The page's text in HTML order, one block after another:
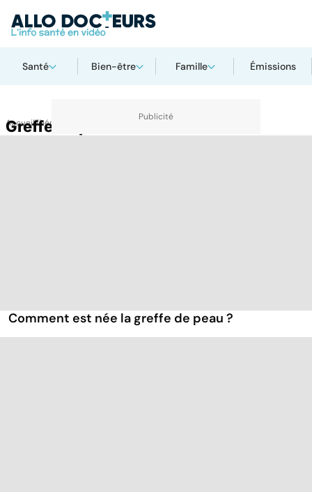
Santé Bien-être Famille Émissions
AccueilThématiques
Greffe de peau
Comment est née la greffe de peau ?